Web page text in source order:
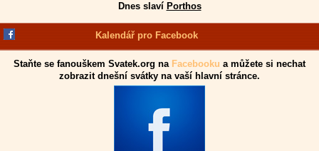
Dnes slaví Porthos
Kalendář pro Facebook
Staňte se fanouškem Svatek.org na Facebooku a můžete si nechat
zobrazit dnešní svátky na vaší hlavní stránce.